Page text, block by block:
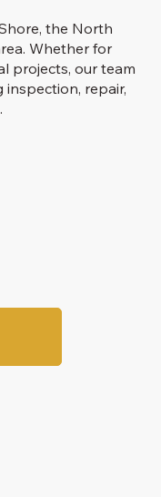
the North
Whether for
projects, our team
repair,